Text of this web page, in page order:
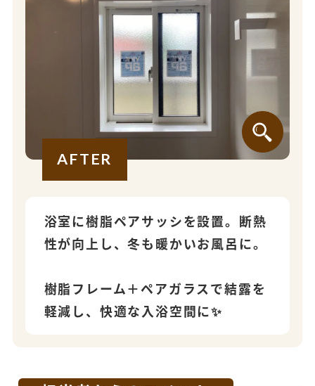
AFTER
浴室に樹脂ペアサッシを設置。断熱
性が向上し、冬も暖かいお風呂に。
樹脂フレーム＋ペアガラスで結露を
軽減し、快適な入浴空間に✨